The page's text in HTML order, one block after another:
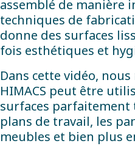
assemblé de manière
techniques de
donne des surfaces
fois esthétiques et
Dans cette vidéo,
HIMACS peut être
surfaces
plans de travail, les
meubles et bien plus